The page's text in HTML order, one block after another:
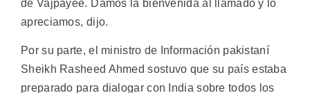
de Vajpayee. Damos la bienvenida al llamado y lo
apreciamos, dijo.
Por su parte, el ministro de Información pakistaní
Sheikh Rasheed Ahmed sostuvo que su país estaba
preparado para dialogar con India sobre todos los